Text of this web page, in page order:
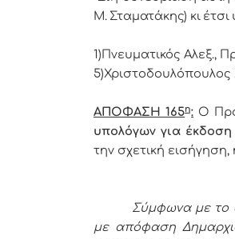
Μ. Σταματάκης) κι
1)Πνευματικός Αλεξ.,
5)Χριστοδουλόπουλος
ΑΠΟΦΑΣΗ 165η: Ο
υπολόγων για
την σχετική
Σύμφωνα με το
με απόφαση